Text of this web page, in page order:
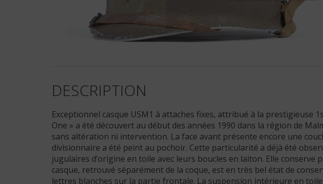
DESCRIPTION
Exceptionnel casque USM1 à attaches fixes, attribué à la prestigieuse
One » a été découvert au début des années 1990 dans la région de
sans altération ni intervention. La face avant présente encore une
divisionnaire a été peint au pochoir. Cette particularité a déjà été
jugulaires d’origine en toile avec leurs boucles en laiton. Elle conserve
casque, retrouvé séparément de la coque, est en très bel état de
lettres blanches sur la partie frontale. La suspension intérieure en